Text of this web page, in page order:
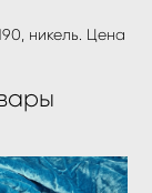
никель. Цена